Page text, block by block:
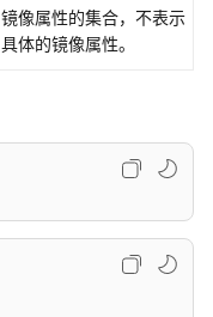
镜像属性的集合，不表示
具体的镜像属性。